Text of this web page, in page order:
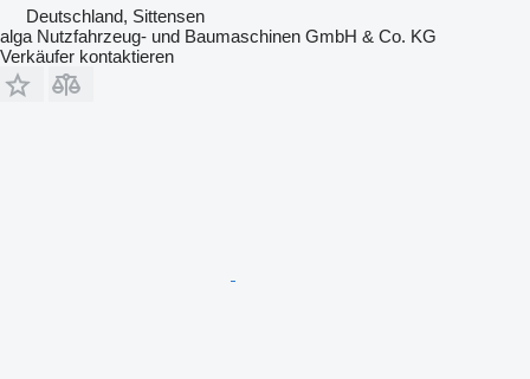
Deutschland, Sittensen
alga Nutzfahrzeug- und Baumaschinen GmbH & Co. KG
Verkäufer kontaktieren